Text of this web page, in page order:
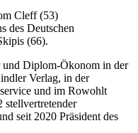
Cleff (53)
des Deutschen
(66).
und Diplom-Ökonom in der
Verlag, in der
und im Rowohlt
stellvertretender
seit 2020 Präsident des